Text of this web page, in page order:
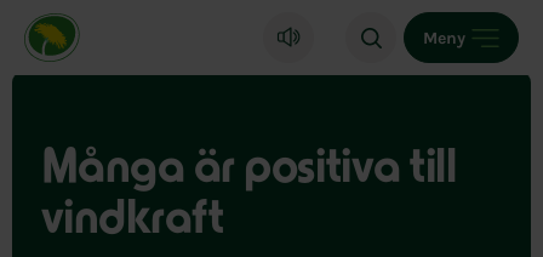
Miljöpartiet de gröna, startsida
Meny
Många är positiva till
vindkraft